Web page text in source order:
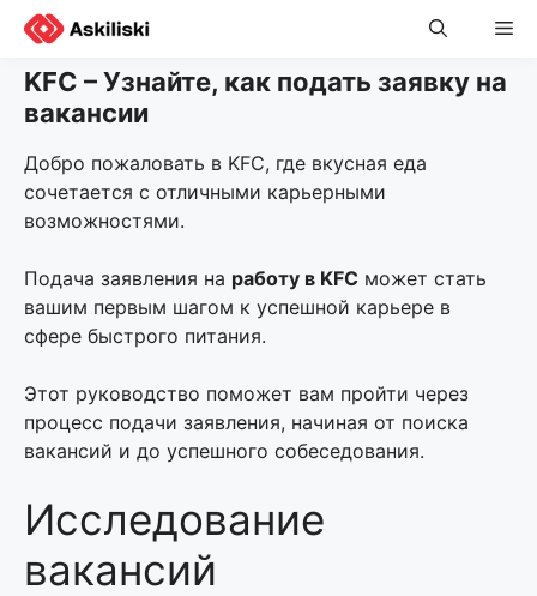
Skip
content
KFC – Узнайте, как подать заявку на
вакансии
Добро пожаловать в KFC, где вкусная еда
сочетается с отличными карьерными
возможностями.
Подача заявления на работу в KFC может стать
вашим первым шагом к успешной карьере в
сфере быстрого питания.
Этот руководство поможет вам пройти через
процесс подачи заявления, начиная от поиска
вакансий и до успешного собеседования.
Исследование
вакансий